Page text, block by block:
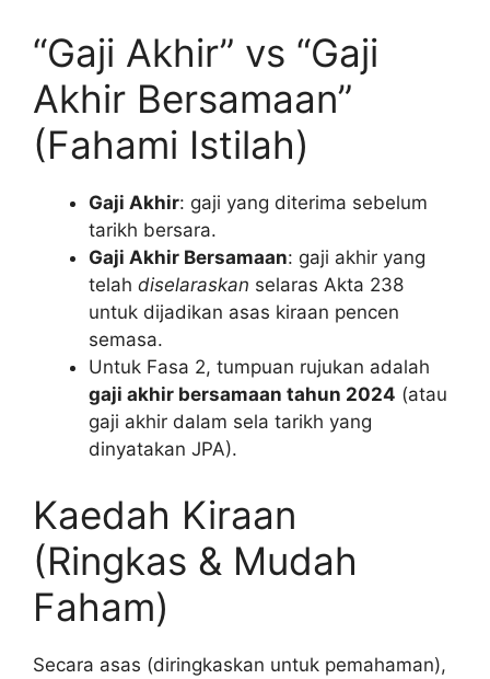
“Gaji Akhir” vs “Gaji
Akhir Bersamaan”
(Fahami Istilah)
Gaji Akhir: gaji yang diterima sebelum
tarikh bersara.
Gaji Akhir Bersamaan: gaji akhir yang
telah diselaraskan selaras Akta 238
untuk dijadikan asas kiraan pencen
semasa.
Untuk Fasa 2, tumpuan rujukan adalah
gaji akhir bersamaan tahun 2024 (atau
gaji akhir dalam sela tarikh yang
dinyatakan JPA).
Kaedah Kiraan
(Ringkas & Mudah
Faham)
Secara asas (diringkaskan untuk pemahaman),